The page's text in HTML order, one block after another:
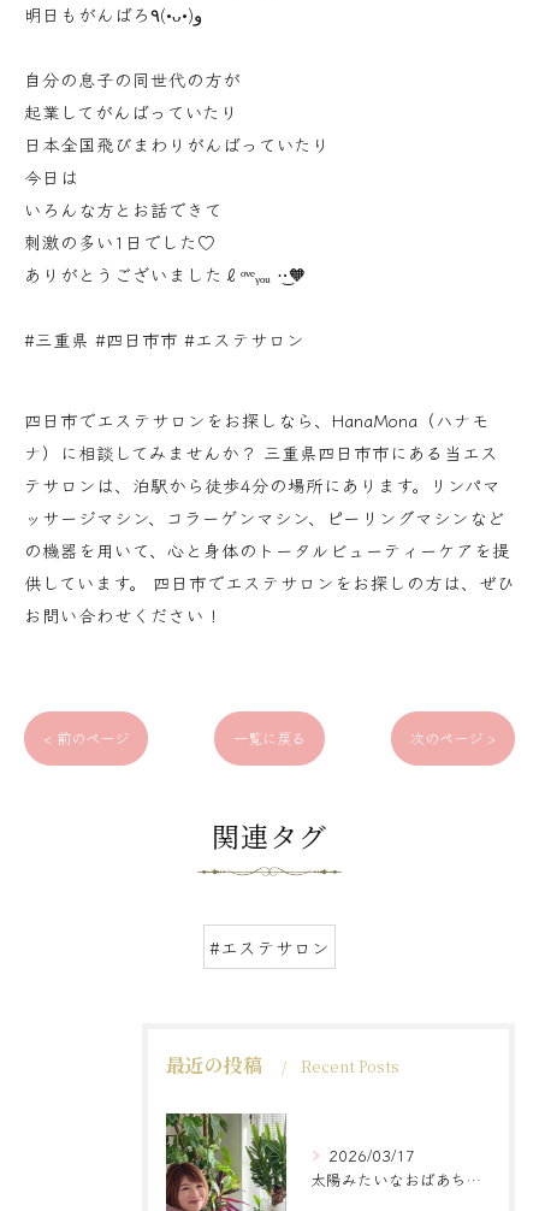
明日もがんばろ٩(•ᴗ•)و
自分の息子の同世代の方が
起業してがんばっていたり
日本全国飛びまわりがんばっていたり
今日は
いろんな方とお話できて
刺激の多い1日でした♡
ありがとうございましたℓᵒᵛᵉᵧₒᵤ ·͜·🧡
#三重県 #四日市市 #エステサロン
四日市でエステサロンをお探しなら、HanaMona（ハナモ
ナ）に相談してみませんか？ 三重県四日市市にある当エス
テサロンは、泊駅から徒歩4分の場所にあります。リンパマ
ッサージマシン、コラーゲンマシン、ピーリングマシンなど
の機器を用いて、心と身体のトータルビューティーケアを提
供しています。 四日市でエステサロンをお探しの方は、ぜひ
お問い合わせください！
< 前のページ 一覧に戻る 次のページ >
関連タグ
#エステサロン
最近の投稿 Recent Posts
2026/03/17
太陽みたいなおばあちゃんに